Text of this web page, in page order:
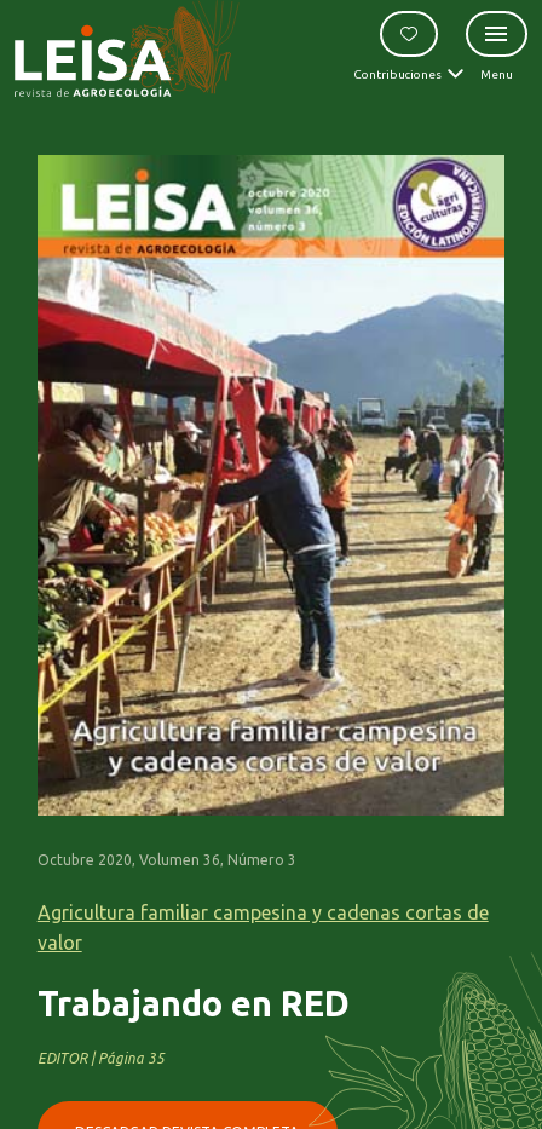
Contribuciones Menu
Octubre 2020, Volumen 36, Número 3
Agricultura familiar campesina y cadenas cortas de
valor
Trabajando en RED
EDITOR | Página 35